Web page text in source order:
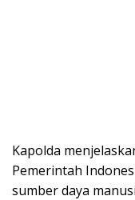
Kapolda
Pemerintah
sumber daya